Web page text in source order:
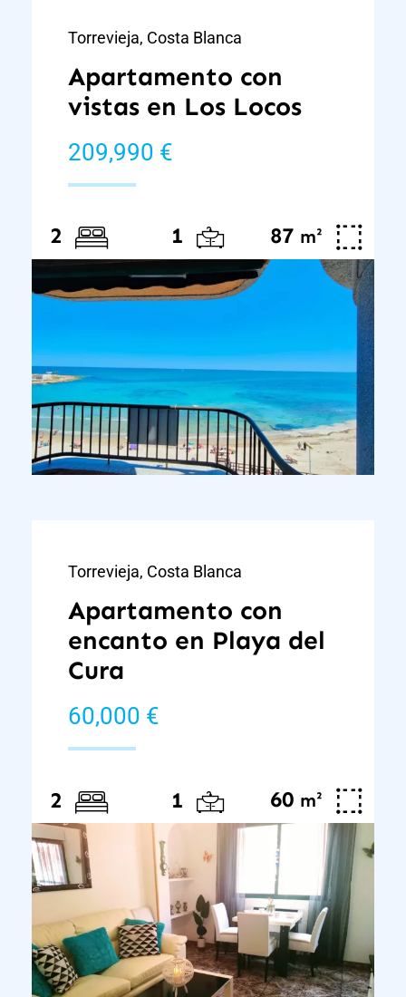
Torrevieja, Costa Blanca
Apartamento con
vistas en Los Locos
209,990 €
2 1 87 m²
Torrevieja, Costa Blanca
Apartamento con
encanto en Playa del
Cura
60,000 €
2 1 60 m²